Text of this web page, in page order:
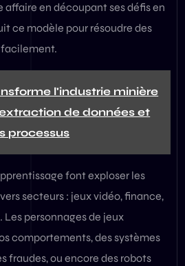
en découpant ses défis en
ce modèle pour résoudre des
l'industrie minière
de données et
processus
font exploser les
secteurs : jeux vidéo, finance,
personnages de jeux
comportements, des systèmes
fraudes, ou encore des robots